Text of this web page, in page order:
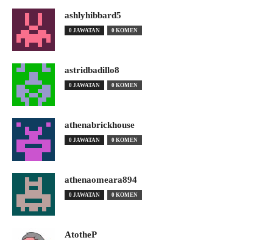
ashlyhibbard5
0 JAWATAN 0 KOMEN
astridbadillo8
0 JAWATAN 0 KOMEN
athenabrickhouse
0 JAWATAN 0 KOMEN
athenaomeara894
0 JAWATAN 0 KOMEN
AtotheP